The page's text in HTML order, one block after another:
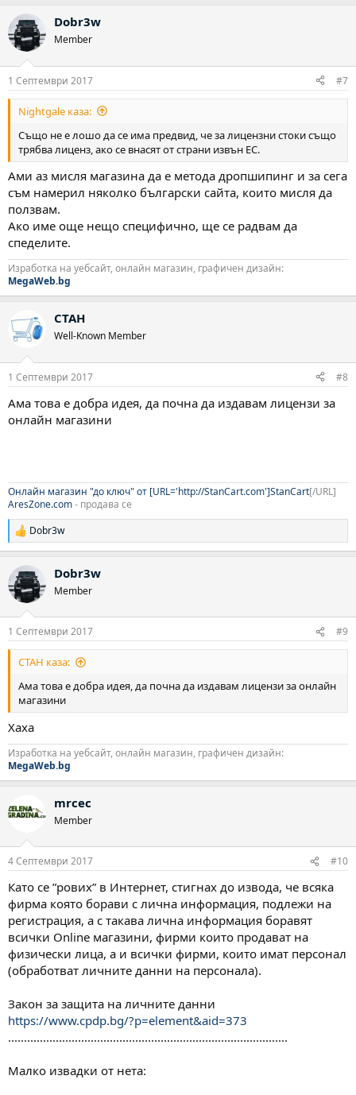
Dobr3w
Member
1 Септември 2017 #7
Nightgale каза:
Също не е лошо да се има предвид, че за лицензни стоки също
трябва лиценз, ако се внасят от страни извън ЕС.
Ами аз мисля магазина да е метода дропшипинг и за сега
съм намерил няколко български сайта, които мисля да
ползвам.
Ако име още нещо специфично, ще се радвам да
спеделите.
Изработка на уебсайт, онлайн магазин, графичен дизайн:
MegaWeb.bg
CTAH
Well-Known Member
1 Септември 2017 #8
Ама това е добра идея, да почна да издавам лицензи за
онлайн магазини
Онлайн магазин "до ключ" от [URL='http://StanCart.com']StanCart[/URL]
AresZone.com- продава се
Р
е
к
ц
и
Dobr3w
Dobr3w
Member
1 Септември 2017 #9
CTAH каза:
Ама това е добра идея, да почна да издавам лицензи за онлайн
магазини
Хаха
Изработка на уебсайт, онлайн магазин, графичен дизайн:
MegaWeb.bg
mrcec
Member
4 Септември 2017 #10
Като се ”рових” в Интернет, стигнах до извода, че всяка
фирма която борави с лична информация, подлежи на
регистрация, а с такава лична информация боравят
всички Online магазини, фирми които продават на
физически лица, а и всички фирми, които имат персонал
(обработват личните данни на персонала).
Закон за защита на личните данни
https://www.cpdp.bg/?p=element&aid=373
........................................................................................
Малко извадки от нета: